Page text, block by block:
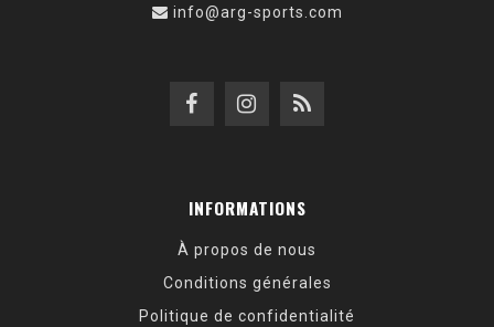
info@arg-sports.com
INFORMATIONS
À propos de nous
Conditions générales
Politique de confidentialité